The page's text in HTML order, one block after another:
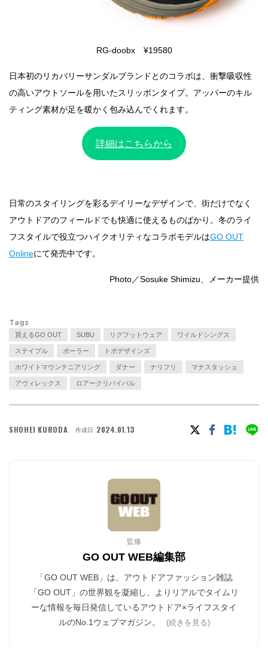
RG-doobx ¥19580
日本初のリカバリーサンダルブランドとのコラボは、衝撃吸収性
の高いアウトソールを用いたスリッポンタイプ。アッパーのキル
ティング素材が足を暖かく包み込んでくれます。
詳細はこちらから
日常のスタイリングを彩るデイリーなデザインで、街だけでなく
アウトドアのフィールドでも快適に使えるものばかり。冬のライ
フスタイルで役立つハイクオリティなコラボモデルはGO OUT
Onlineにて発売中です。
Photo／Sosuke Shimizu、メーカー提供
Tags
買えるGO OUT SUBU リグフットウェア ワイルドシングス
ステイプル ポーラー トポデザインズ
ホワイトマウンテニアリング ダナー ナリフリ マナスタッシュ
アヴィレックス ロアークリバイバル
SHOHEI KURODA 作成日 2024.01.13
監修
GO OUT WEB編集部
「GO OUT WEB」は、アウトドアファッション雑誌
「GO OUT」の世界観を凝縮し、よりリアルでタイムリ
ーな情報を毎日発信しているアウトドア×ライフスタイ
ルのNo.1ウェブマガジン。
(続きを見る)